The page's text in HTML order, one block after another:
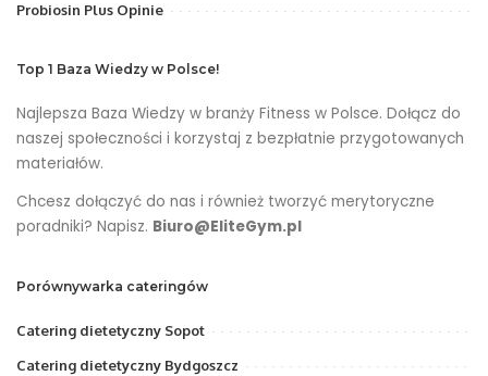
Probiosin Plus Opinie
Top 1 Baza Wiedzy w Polsce!
Najlepsza Baza Wiedzy w branży Fitness w Polsce. Dołącz do
naszej społeczności i korzystaj z bezpłatnie przygotowanych
materiałów.
Chcesz dołączyć do nas i również tworzyć merytoryczne
poradniki? Napisz. Biuro@EliteGym.pl
Porównywarka cateringów
Catering dietetyczny Sopot
Catering dietetyczny Bydgoszcz